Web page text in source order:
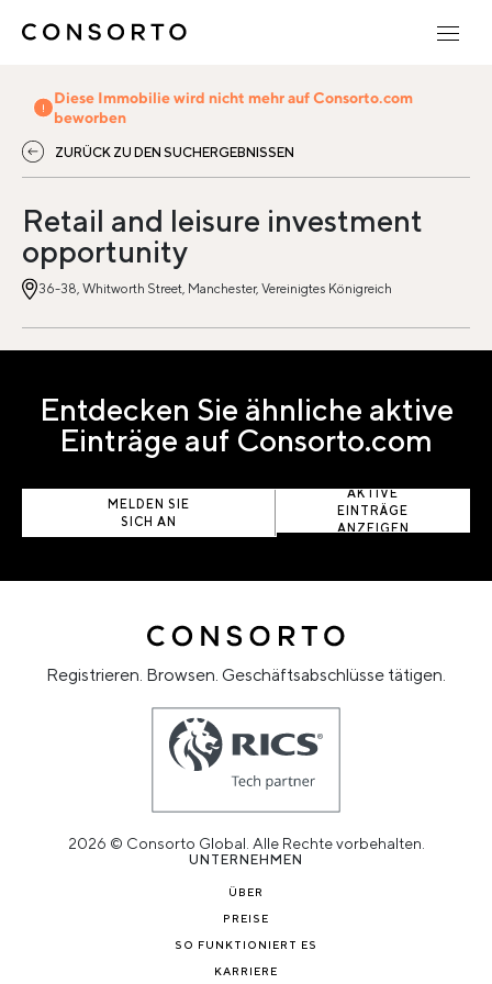
Diese Immobilie wird nicht mehr auf Consorto.com
beworben
ZURÜCK ZU DEN SUCHERGEBNISSEN
Retail and leisure investment
opportunity
36-38, Whitworth Street, Manchester, Vereinigtes Königreich
Entdecken Sie ähnliche aktive
Einträge auf Consorto.com
MELDEN SIE
SICH AN
AKTIVE
EINTRÄGE
ANZEIGEN
Registrieren. Browsen. Geschäftsabschlüsse tätigen.
2026 © Consorto Global. Alle Rechte vorbehalten.
UNTERNEHMEN
ÜBER
PREISE
SO FUNKTIONIERT ES
KARRIERE